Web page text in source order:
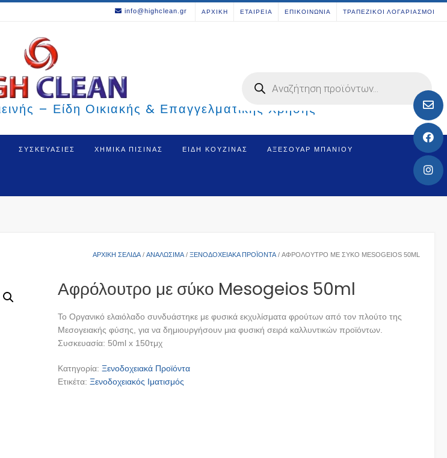
info@highclean.gr ΑΡΧΙΚΗ ΕΤΑΙΡΕΙΑ ΕΠΙΚΟΙΝΩΝΙΑ ΤΡΑΠΕΖΙΚΟΙ ΛΟΓΑΡΙΑΣΜΟΙ
– Είδη Οικιακής & Επαγγελματικής Χρήσης
search
ΣΥΣΚΕΥΑΣΙΕΣ ΧΗΜΙΚΑ ΠΙΣΙΝΑΣ ΕΊΔΗ ΚΟΥΖΊΝΑΣ ΑΞΕΣΟΥΆΡ ΜΠΆΝΙΟΥ
ΑΡΧΙΚΉ ΣΕΛΊΔΑ / ΑΝΑΛΩΣΙΜΑ / ΞΕΝΟΔΟΧΕΙΑΚΆ ΠΡΟΪΌΝΤΑ / ΑΦΡΌΛΟΥΤΡΟ ΜΕ ΣΎΚΟ MESOGEIOS 50ML
Αφρόλουτρο με σύκο Mesogeios 50ml
Το Οργανικό ελαιόλαδο συνδυάστηκε με φυσικά εκχυλίσματα φρούτων από τον πλούτο της
Μεσογειακής φύσης, για να δημιουργήσουν μια φυσική σειρά καλλυντικών προϊόντων.
Συσκευασία: 50ml x 150τμχ
Κατηγορία:Ξενοδοχειακά Προϊόντα
Ετικέτα:Ξενοδοχειακός Ιματισμός